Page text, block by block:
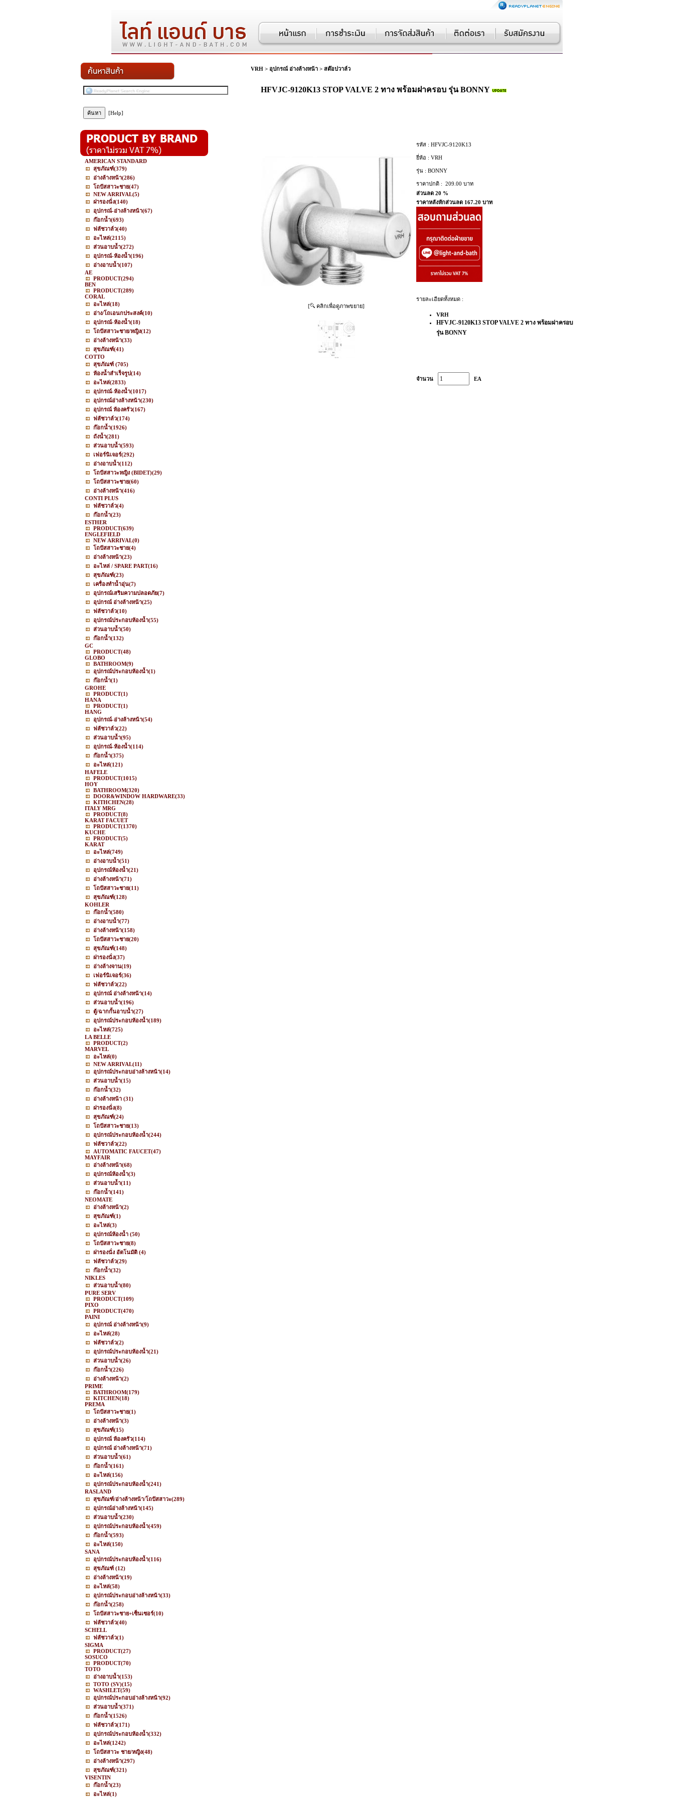
[Help]
AMERICAN STANDARD
สุขภัณฑ์(379)
อ่างล้างหน้า(286)
โถปัสสาวะชาย(47)
NEW ARRIVAL(5)
ฝารองนั่ง(140)
อุปกรณ์-อ่างล้างหน้า(67)
ก๊อกน้ำ(693)
ฟลัชวาล์ว(40)
อะไหล่(2115)
ส่วนอาบน้ำ(272)
อุปกรณ์-ห้องน้ำ(196)
อ่างอาบน้ำ(107)
AE
PRODUCT(294)
BEN
PRODUCT(289)
CORAL
อะไหล่(18)
อ่าง/โถเอนกประสงค์(10)
อุปกรณ์-ห้องน้ำ(18)
โถปัสสาวะชาย/หญิง(12)
อ่างล้างหน้า(33)
สุขภัณฑ์(41)
COTTO
สุขภัณฑ์ (705)
ห้องน้ำสำเร็จรูป(14)
อะไหล่(2833)
อุปกรณ์-ห้องน้ำ(1017)
อุปกรณ์อ่างล้างหน้า(230)
อุปกรณ์ ห้องครัว(167)
ฟลัชวาล์ว(174)
ก๊อกน้ำ(1926)
ถังน้ำ(281)
ส่วนอาบน้ำ(593)
เฟอร์นิเจอร์(292)
อ่างอาบน้ำ(112)
โถปัสสาวะหญิง (BIDET)(29)
โถปัสสาวะชาย(60)
อ่างล้างหน้า(416)
CONTI PLUS
ฟลัชวาล์ว(4)
ก๊อกน้ำ(23)
ESTHER
PRODUCT(639)
ENGLEFIELD
NEW ARRIVAL(0)
โถปัสสาวะชาย(4)
อ่างล้างหน้า(23)
อะไหล่ / SPARE PART(16)
สุขภัณฑ์(23)
เครื่องทำน้ำอุ่น(7)
อุปกรณ์เสริมความปลอดภัย(7)
อุปกรณ์ อ่างล้างหน้า(25)
ฟลัชวาล์ว(10)
อุปกรณ์ประกอบห้องน้ำ(55)
ส่วนอาบน้ำ(50)
ก๊อกน้ำ(132)
GC
PRODUCT(48)
GLOBO
BATHROOM(9)
อุปกรณ์ประกอบห้องน้ำ(1)
ก๊อกน้ำ(1)
GROHE
PRODUCT(1)
HANA
PRODUCT(1)
HANG
อุปกรณ์-อ่างล้างหน้า(54)
ฟลัชวาล์ว(22)
ส่วนอาบน้ำ(95)
อุปกรณ์-ห้องน้ำ(114)
ก๊อกน้ำ(375)
อะไหล่(121)
HAFELE
PRODUCT(1015)
HOY
BATHROOM(320)
DOOR&WINDOW HARDWARE(33)
KITHCHEN(28)
ITALY MRG
PRODUCT(8)
KARAT FACUET
PRODUCT(1370)
KUCHE
PRODUCT(5)
KARAT
อะไหล่(749)
อ่างอาบน้ำ(51)
อุปกรณ์ห้องน้ำ(21)
อ่างล้างหน้า(71)
โถปัสสาวะชาย(11)
สุขภัณฑ์(128)
KOHLER
ก๊อกน้ำ(580)
อ่างอาบน้ำ(77)
อ่างล้างหน้า(158)
โถปัสสาวะชาย(20)
สุขภัณฑ์(148)
ฝารองนั่ง(37)
อ่างล้างจาน(19)
เฟอร์นิเจอร์(36)
ฟลัชวาล์ว(22)
อุปกรณ์ อ่างล้างหน้า(14)
ส่วนอาบน้ำ(196)
ตู้/ฉากกั้นอาบน้ำ(27)
อุปกรณ์ประกอบห้องน้ำ(189)
อะไหล่(725)
LA BELLE
PRODUCT(2)
MARVEL
อะไหล่(0)
NEW ARRIVAL(11)
อุปกรณ์ประกอบอ่างล้างหน้า(14)
ส่วนอาบน้ำ(15)
ก๊อกน้ำ(32)
อ่างล้างหน้า (31)
ฝารองนั่ง(8)
สุขภัณฑ์(24)
โถปัสสาวะชาย(13)
อุปกรณ์ประกอบห้องน้ำ(244)
ฟลัชวาล์ว(22)
AUTOMATIC FAUCET(47)
MAYFAIR
อ่างล้างหน้า(68)
อุปกรณ์ห้องน้ำ(3)
ส่วนอาบน้ำ(11)
ก๊อกน้ำ(141)
NEOMATE
อ่างล้างหน้า(2)
สุขภัณฑ์(1)
อะไหล่(3)
อุปกรณ์ห้องน้ำ (50)
โถปัสสาวะชาย(8)
ฝารองนั่ง อัตโนมัติ (4)
ฟลัชวาล์ว(29)
ก๊อกน้ำ(32)
NIKLES
ส่วนอาบน้ำ(80)
PURE SERV
PRODUCT(109)
PIXO
PRODUCT(470)
PAINI
อุปกรณ์ อ่างล้างหน้า(9)
อะไหล่(28)
ฟลัชวาล์ว(2)
อุปกรณ์ประกอบห้องน้ำ(21)
ส่วนอาบน้ำ(26)
ก๊อกน้ำ(226)
อ่างล้างหน้า(2)
PRIME
BATHROOM(179)
KITCHEN(18)
PREMA
โถปัสสาวะชาย(1)
อ่างล้างหน้า(3)
สุขภัณฑ์(15)
อุปกรณ์ ห้องครัว(114)
อุปกรณ์ อ่างล้างหน้า(71)
ส่วนอาบน้ำ(61)
ก๊อกน้ำ(161)
อะไหล่(156)
อุปกรณ์ประกอบห้องน้ำ(241)
RASLAND
สุขภัณฑ์/อ่างล้างหน้า/โถปัสสาวะ(289)
อุปกรณ์อ่างล้างหน้า(145)
ส่วนอาบน้ำ(230)
อุปกรณ์ประกอบห้องน้ำ(459)
ก๊อกน้ำ(593)
อะไหล่(150)
SANA
อุปกรณ์ประกอบห้องน้ำ(116)
สุขภัณฑ์ (12)
อ่างล้างหน้า(19)
อะไหล่(58)
อุปกรณ์ประกอบอ่างล้างหน้า(33)
ก๊อกน้ำ(258)
โถปัสสาวะชาย+เซ็นเซอร์(10)
ฟลัชวาล์ว(40)
SCHELL
ฟลัชวาล์ว(1)
SIGMA
PRODUCT(27)
SOSUCO
PRODUCT(70)
TOTO
อ่างอาบน้ำ(153)
TOTO (SV)(15)
WASHLET(59)
อุปกรณ์ประกอบอ่างล้างหน้า(92)
ส่วนอาบน้ำ(371)
ก๊อกน้ำ(1526)
ฟลัชวาล์ว(171)
อุปกรณ์ประกอบห้องน้ำ(332)
อะไหล่(1242)
โถปัสสาวะ ชาย/หญิง(48)
อ่างล้างหน้า(297)
สุขภัณฑ์(321)
VISENTIN
ก๊อกน้ำ(23)
อะไหล่(1)
VRH > อุปกรณ์ อ่างล้างหน้า > สต๊อปวาล์ว
HFVJC-9120K13 STOP VALVE 2 ทาง พร้อมฝาครอบ รุ่น BONNY
[ คลิกเพื่อดูภาพขยาย]
รหัส : HFVJC-9120K13
ยี่ห้อ : VRH
รุ่น : BONNY
ราคาปกติ : 209.00 บาท
ส่วนลด 20 %
ราคาหลังหักส่วนลด 167.20 บาท
รายละเอียดทั้งหมด :
VRH
HFVJC-9120K13 STOP VALVE 2 ทาง พร้อมฝาครอบ
รุ่น BONNY
จำนวน EA